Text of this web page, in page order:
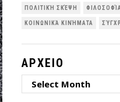
ΠΟΛΙΤΙΚΉ ΣΚΈΨΗ
ΚΟΙΝΩΝΙΚΆ ΚΙΝΉΜΑΤΑ
ΑΡΧΕΙΟ
ΑΡΧΕΙΟ